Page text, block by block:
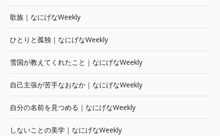
歌族｜なにげなWeekly
ひとりと孤独｜なにげなWeekly
雪国が教えてくれたこと｜なにげなWeekly
自己主張が苦手なおなか｜なにげなWeekly
自分の名前を見つめる｜なにげなWeekly
しないことの美学｜なにげなWeekly